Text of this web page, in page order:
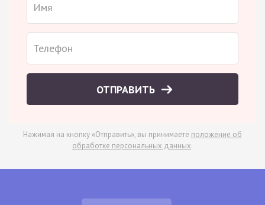
ОТПРАВИТЬ
Нажимая на кнопку «Отправить», вы принимаете положение об
обработке персональных данных.